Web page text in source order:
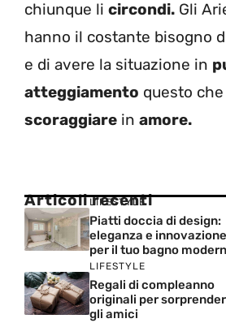
chiunque li circondi. Gli
hanno il costante bisogno
e di avere la situazione in
atteggiamento questo
scoraggiare in amore.
Articoli recenti
LIFESTYLE
Piatti doccia di design:
eleganza e innovazione
per il tuo bagno
LIFESTYLE
Regali di compleanno
originali per
gli amici